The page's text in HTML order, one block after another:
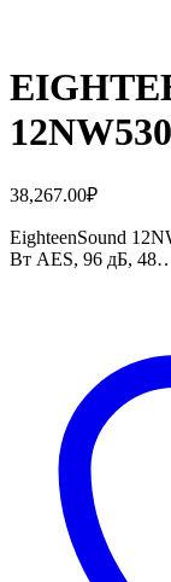
38,267.00₽
EighteenSound
Вт AES, 96 дБ,